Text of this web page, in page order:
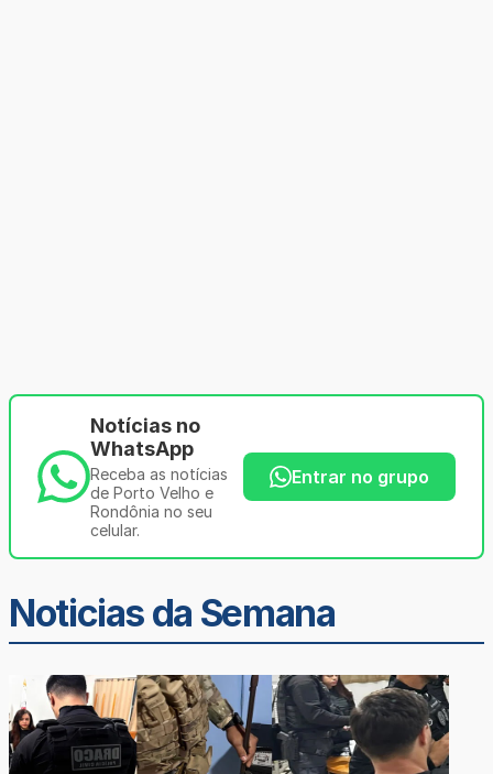
Notícias no
WhatsApp
Receba as notícias
de Porto Velho e
Rondônia no seu
celular.
Entrar no grupo
Noticias da Semana